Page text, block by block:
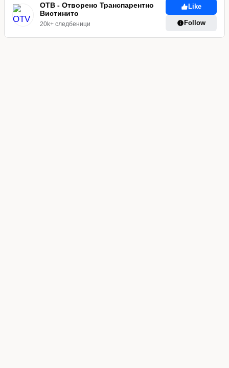
ОТВ - Отворено Транспарентно
Вистинито
20k+ следбеници
Like
Follow